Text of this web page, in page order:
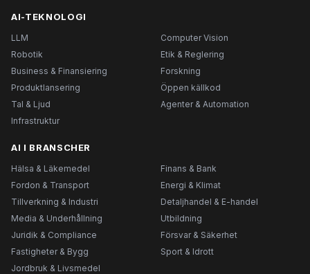
AI-TEKNOLOGI
LLM
Computer Vision
Robotik
Etik & Reglering
Business & Finansiering
Forskning
Produktlansering
Öppen källkod
Tal & Ljud
Agenter & Automation
Infrastruktur
AI I BRANSCHER
Hälsa & Läkemedel
Finans & Bank
Fordon & Transport
Energi & Klimat
Tillverkning & Industri
Detaljhandel & E-handel
Media & Underhållning
Utbildning
Juridik & Compliance
Försvar & Säkerhet
Fastigheter & Bygg
Sport & Idrott
Jordbruk & Livsmedel